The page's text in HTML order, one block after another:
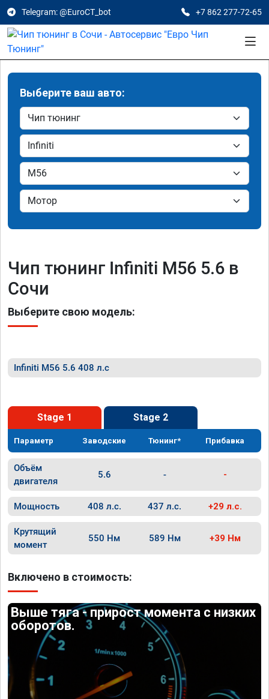
Telegram: @EuroCT_bot +7 862 277-72-65
Выберите ваш авто:
Чип тюнинг Infiniti M56 5.6 в
Сочи
Выберите свою модель:
Infiniti M56 5.6 408 л.с
Stage 1 Stage 2
Параметр Заводские Тюнинг* Прибавка
Объём
двигателя
5.6 - -
Мощность 408 л.с. 437 л.с. +29 л.с.
Крутящий
момент
550 Нм 589 Нм +39 Нм
Включено в стоимость:
Выше тяга - прирост момента с низких
оборотов.